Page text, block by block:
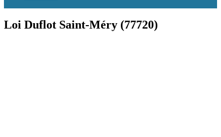
Loi Duflot Saint-Méry (77720)